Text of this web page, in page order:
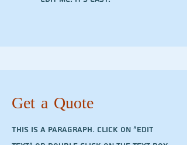
Get a Quote
This is a Paragraph. Click on "Edit